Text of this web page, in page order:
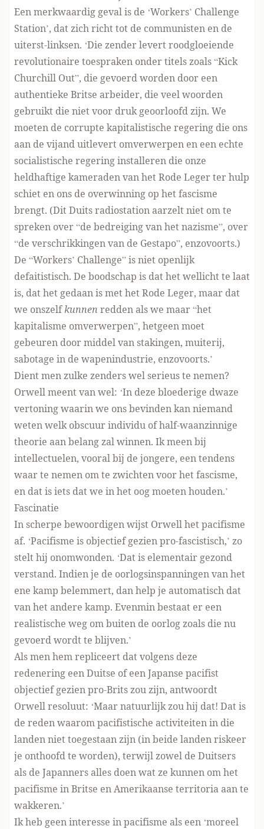
Een merkwaardig geval is de ‘Workers’ Challenge
Station’, dat zich richt tot de communisten en de
uiterst-linksen. ‘Die zender levert roodgloeiende
revolutionaire toespraken onder titels zoals “Kick
Churchill Out”, die gevoerd worden door een
authentieke Britse arbeider, die veel woorden
gebruikt die niet voor druk geoorloofd zijn. We
moeten de corrupte kapitalistische regering die ons
aan de vijand uitlevert omverwerpen en een echte
socialistische regering installeren die onze
heldhaftige kameraden van het Rode Leger ter hulp
schiet en ons de overwinning op het fascisme
brengt. (Dit Duits radiostation aarzelt niet om te
spreken over “de bedreiging van het nazisme”, over
“de verschrikkingen van de Gestapo”, enzovoorts.)
De “Workers’ Challenge” is niet openlijk
defaitistisch. De boodschap is dat het wellicht te laat
is, dat het gedaan is met het Rode Leger, maar dat
we onszelfkunnen redden als we maar “het
kapitalisme omverwerpen”, hetgeen moet
gebeuren door middel van stakingen, muiterij,
sabotage in de wapenindustrie, enzovoorts.’
Dient men zulke zenders wel serieus te nemen?
Orwell meent van wel: ‘In deze bloederige dwaze
vertoning waarin we ons bevinden kan niemand
weten welk obscuur individu of half-waanzinnige
theorie aan belang zal winnen. Ik meen bij
intellectuelen, vooral bij de jongere, een tendens
waar te nemen om te zwichten voor het fascisme,
en dat is iets dat we in het oog moeten houden.’
Fascinatie
In scherpe bewoordigen wijst Orwell het pacifisme
af. ‘Pacifisme is objectief gezien pro-fascistisch,’ zo
stelt hij onomwonden. ‘Dat is elementair gezond
verstand. Indien je de oorlogsinspanningen van het
ene kamp belemmert, dan help je automatisch dat
van het andere kamp. Evenmin bestaat er een
realistische weg om buiten de oorlog zoals die nu
gevoerd wordt te blijven.’
Als men hem repliceert dat volgens deze
redenering een Duitse of een Japanse pacifist
objectief gezien pro-Brits zou zijn, antwoordt
Orwell resoluut: ‘Maar natuurlijk zou hij dat! Dat is
de reden waarom pacifistische activiteiten in die
landen niet toegestaan zijn (in beide landen riskeer
je onthoofd te worden), terwijl zowel de Duitsers
als de Japanners alles doen wat ze kunnen om het
pacifisme in Britse en Amerikaanse territoria aan te
wakkeren.’
Ik heb geen interesse in pacifisme als een ‘moreel